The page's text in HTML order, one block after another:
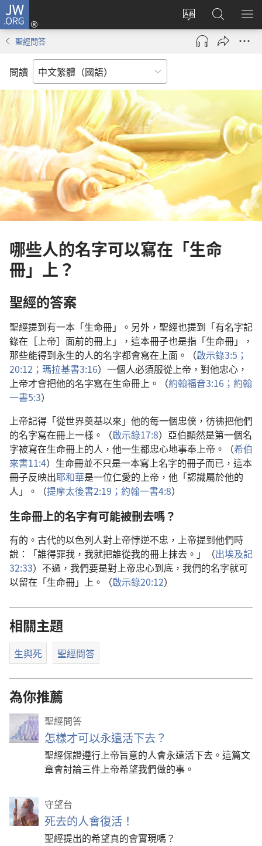
JW.ORG
更
改
網
言
登
入
（開
窗）
搜
尋
JW.ORG
顯
聖經問答
閲讀
哪些人的名字可以寫在「生命
冊」上？
聖經的答案
聖經提到有一本「生命冊」。另外，聖經也提到「有名字記
錄在［上帝］面前的冊上」，這本冊子也是指「生命冊」，
那些能得到永生的人的名字都會寫在上面。（啟示錄3:5；
20:12； 瑪拉基書3:16）一個人必須服從上帝，對他忠心，
上帝才會把他的名字寫在生命冊上。（約翰福音3:16； 約翰
一書5:3）
上帝記得「從世界奠基以來」他的每一個忠僕，彷彿把他們
的名字寫在冊上一樣。（啟示錄17:8）亞伯顯然是第一個名
字被寫在生命冊上的人，他一生都忠心地事奉上帝。（希伯
來書11:4）生命冊並不只是一本寫上名字的冊子而已，這本
冊子反映出耶和華是一位仁愛的上帝，他「認識屬於他的
人」。（提摩太後書2:19； 約翰一書4:8）
生命冊上的名字有可能被刪去嗎？
有的。古代的以色列人對上帝悖逆不忠，上帝提到他們時
說：「誰得罪我，我就把誰從我的冊上抹去。」（出埃及記
32:33）不過，我們要是對上帝忠心到底，我們的名字就可
以留在「生命冊」上。（啟示錄20:12）
相關主題
生與死 聖經問答
為你推薦
聖經問答
怎樣才可以永遠活下去？
聖經保證遵行上帝旨意的人會永遠活下去。這篇文
章會討論三件上帝希望我們做的事。
守望台
死去的人會復活！
聖經提出的希望真的會實現嗎？